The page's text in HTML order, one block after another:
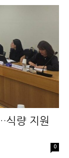
식량 지원
0